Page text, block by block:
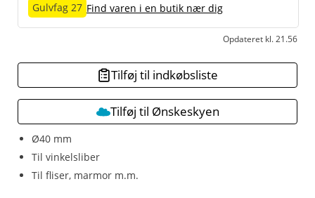
Ø40 mm
Til vinkelsliber
Til fliser, marmor m.m.
Gulvfag 27 Find varen i en butik nær dig
Opdateret kl. 21.56
Tilføj til indkøbsliste
Tilføj til Ønskeskyen